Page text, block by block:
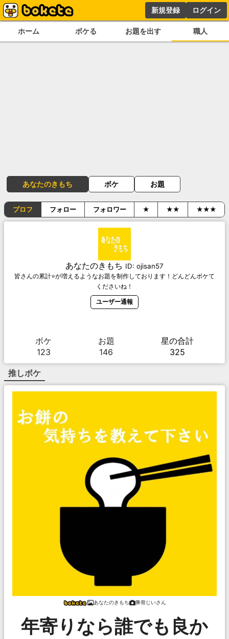
新規登録 ログイン
ホーム ボケる お題を出す 職人
あなたのきもち ボケ お題
プロフ フォロー フォロワー ★ ★★ ★★★
あなたのきもち ID: ojisan57
皆さんの累計⭐️が増えるようなお題を制作しております！どんどんボケて
くださいね！
ユーザー通報
ボケ
123
お題
146
星の合計
325
推しボケ
あなたのきもち 豚骨じいさん
年寄りなら誰でも良か